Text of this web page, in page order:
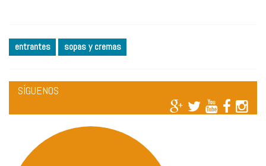
entrantes sopas y cremas
SÍGUENOS